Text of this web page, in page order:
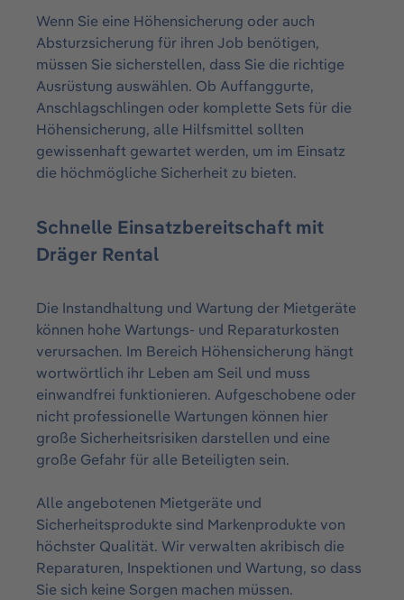
Wenn Sie eine Höhensicherung oder auch
Absturzsicherung für ihren Job benötigen,
müssen Sie sicherstellen, dass Sie die richtige
Ausrüstung auswählen. Ob Auffanggurte,
Anschlagschlingen oder komplette Sets für die
Höhensicherung, alle Hilfsmittel sollten
gewissenhaft gewartet werden, um im Einsatz
die höchmögliche Sicherheit zu bieten.
Schnelle Einsatzbereitschaft mit
Dräger Rental
Die Instandhaltung und Wartung der Mietgeräte
können hohe Wartungs- und Reparaturkosten
verursachen. Im Bereich Höhensicherung hängt
wortwörtlich ihr Leben am Seil und muss
einwandfrei funktionieren. Aufgeschobene oder
nicht professionelle Wartungen können hier
große Sicherheitsrisiken darstellen und eine
große Gefahr für alle Beteiligten sein.
Alle angebotenen Mietgeräte und
Sicherheitsprodukte sind Markenprodukte von
höchster Qualität. Wir verwalten akribisch die
Reparaturen, Inspektionen und Wartung, so dass
Sie sich keine Sorgen machen müssen.